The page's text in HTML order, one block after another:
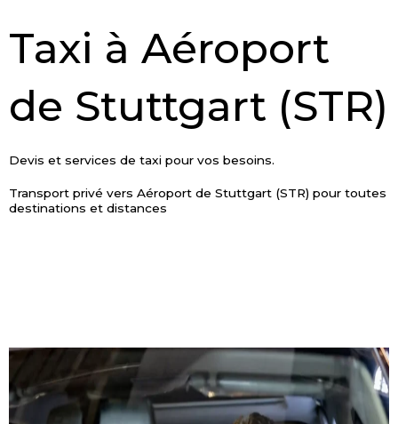
Taxi à Aéroport
de Stuttgart (STR)
Devis et services de taxi pour vos besoins.
Transport privé vers Aéroport de Stuttgart (STR) pour toutes
destinations et distances